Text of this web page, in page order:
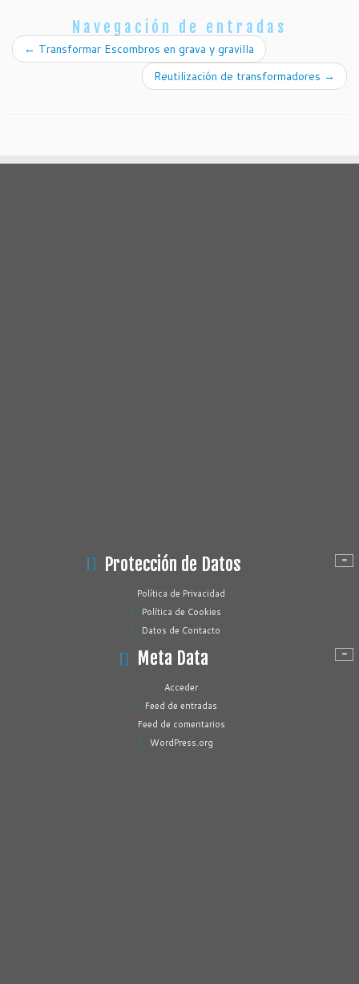
Navegación de entradas
← Transformar Escombros en grava y gravilla
Reutilización de transformadores →
Protección de Datos
Política de Privacidad
Política de Cookies
Datos de Contacto
Meta Data
Acceder
Feed de entradas
Feed de comentarios
WordPress.org